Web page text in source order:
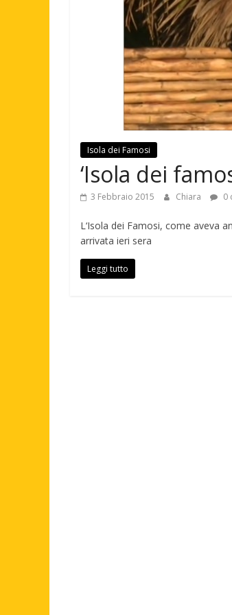
Isola dei Famosi
‘Isola dei
3 Febbraio 2015 Chiara 0
L‘Isola dei Famosi, come aveva
arrivata ieri sera
Leggi tutto